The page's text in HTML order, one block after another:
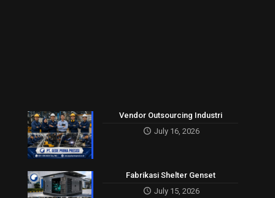
Vendor Outsourcing Industri
July 16, 2026
Fabrikasi Shelter Genset
July 15, 2026